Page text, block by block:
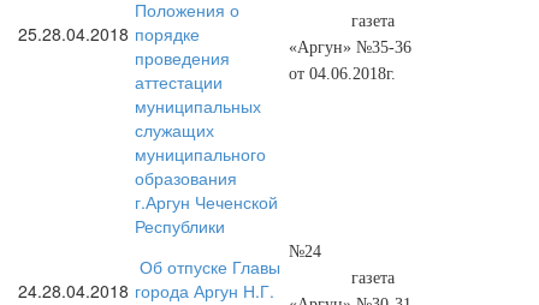
25.28.04.2018
Положения о
порядке
проведения
аттестации
муниципальных
служащих
муниципального
образования
г.Аргун Чеченской
Республики
газета
«Аргун» №35-36
от 04.06.2018г.
24.28.04.2018
Об отпуске Главы
города Аргун Н.Г.
№24
газета